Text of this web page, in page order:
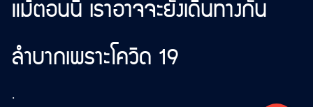
แม้ตอนนี้ เราอาจจะยังเดินทางกัน
ลำบากเพราะโควิด 19
.